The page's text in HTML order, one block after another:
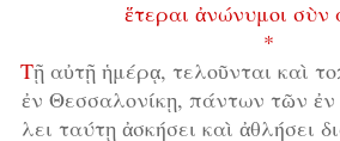
ἕ­τε­ραι ἀ­νώ­νυ­μοι σὺν
*
Τῇ αὐ­τῇ ἡ­μέ­ρᾳ, τε­λοῦν­ται καὶ
ἐν Θεσ­σα­λο­νί­κῃ, πάν­των τῶν
λει ταύ­τῃ ἀ­σκή­σει καὶ